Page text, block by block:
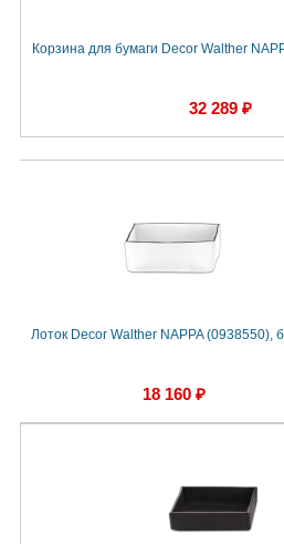
Корзина для бумаги Decor Walther
32 289 ₽
Лоток Decor Walther NAPPA (0938550),
18 160 ₽